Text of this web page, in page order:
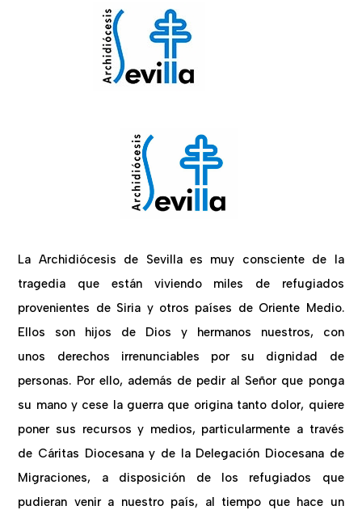
La Archidiócesis de Sevilla es muy consciente de la
tragedia que están viviendo miles de refugiados
provenientes de Siria y otros países de Oriente Medio.
Ellos son hijos de Dios y hermanos nuestros, con
unos derechos irrenunciables por su dignidad de
personas. Por ello, además de pedir al Señor que ponga
su mano y cese la guerra que origina tanto dolor, quiere
poner sus recursos y medios, particularmente a través
de Cáritas Diocesana y de la Delegación Diocesana de
Migraciones, a disposición de los refugiados que
pudieran venir a nuestro país, al tiempo que hace un